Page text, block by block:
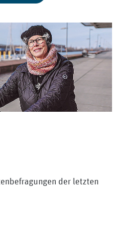
der letzten